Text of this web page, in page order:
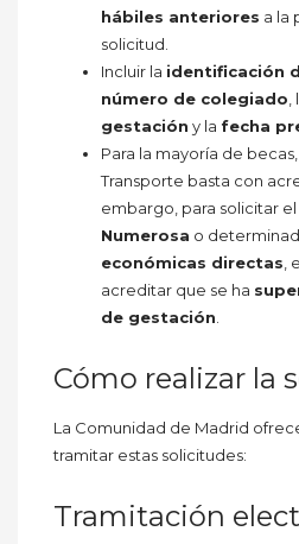
hábiles anteriores a la
solicitud.
Incluir la identificación
número de colegiado
gestación y la fecha
Para la mayoría de
Transporte basta con
embargo, para solicitar el
Numerosa o
económicas directas
acreditar que se ha
de gestación
Cómo realizar la
La Comunidad de Madrid
tramitar estas solicitudes:
Tramitación